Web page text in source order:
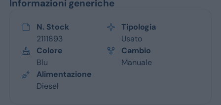
Informazioni generiche
N. Stock
2111893
Tipologia
Usato
Colore
Blu
Cambio
Manuale
Alimentazione
Diesel